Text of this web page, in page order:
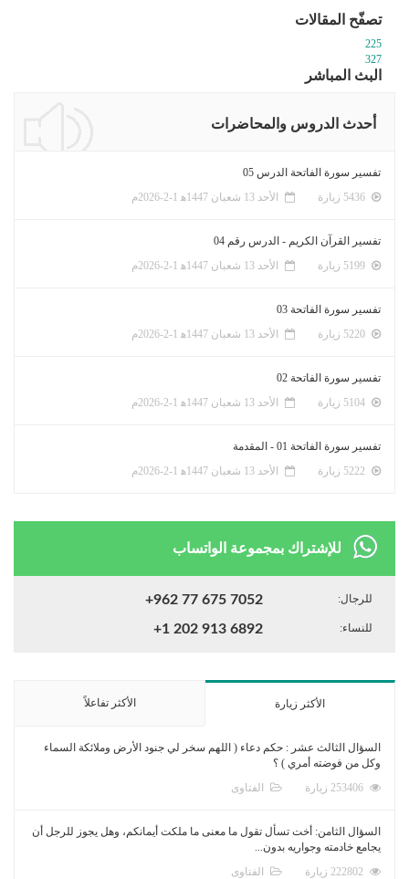
تصفّح المقالات
225
327
البث المباشر
أحدث الدروس والمحاضرات
تفسير سورة الفاتحة الدرس 05
الأحد 13 شعبان 1447ﻫ 1-2-2026م
تفسير القرآن الكريم - الدرس رقم 04
الأحد 13 شعبان 1447ﻫ 1-2-2026م
تفسير سورة الفاتحة 03
الأحد 13 شعبان 1447ﻫ 1-2-2026م
تفسير سورة الفاتحة 02
الأحد 13 شعبان 1447ﻫ 1-2-2026م
تفسير سورة الفاتحة 01 - المقدمة
الأحد 13 شعبان 1447ﻫ 1-2-2026م
للإشتراك بمجموعة الواتساب
للرجال: +962 77 675 7052
للنساء: +1 202 913 6892
الأكثر زيارة الأكثر تفاعلاً
السؤال الثالث عشر : حكم دعاء ( اللهم سخر لي جنود الأرض وملائكة السماء
وكل من فوضته أمري ) ؟
الفتاوى
السؤال الثامن: أخت تسأل تقول ما معنى ما ملكت أيمانكم، وهل يجوز للرجل أن
يجامع خادمته وجواريه بدون...
الفتاوى